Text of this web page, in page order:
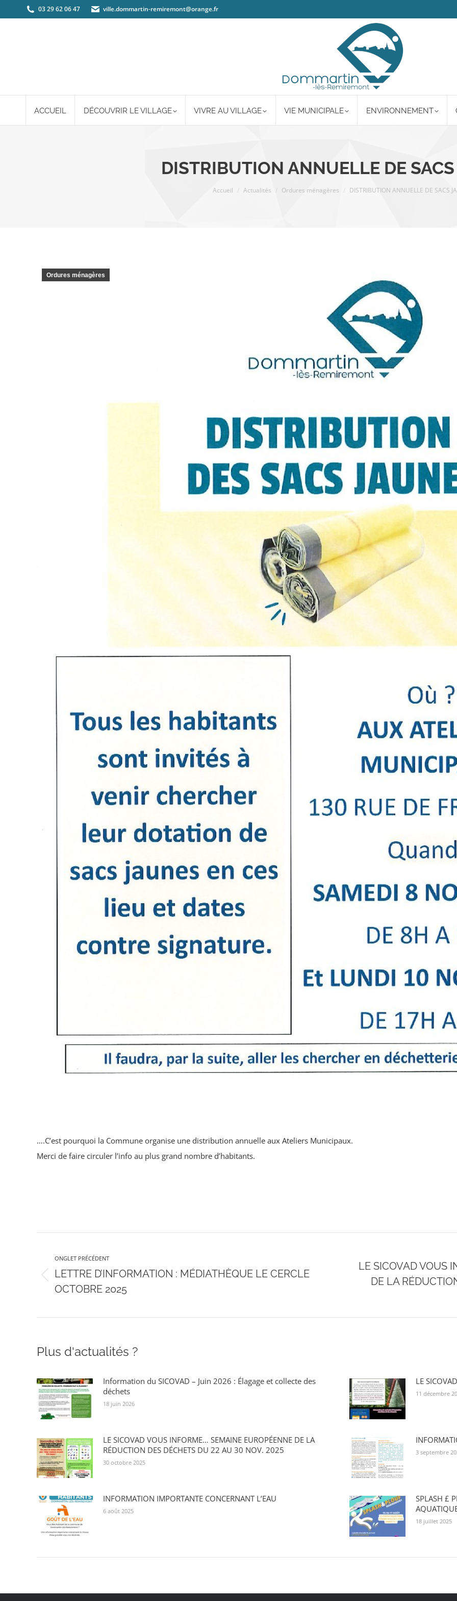
03 29 62 06 47 ville.dommartin-remiremont@orange.fr
ACCUEIL DÉCOUVRIR LE VILLAGE VIVRE AU VILLAGE VIE MUNICIPALE ENVIRONNEMENT
DISTRIBUTION ANNUELLE DE
Accueil Actualités Ordures ménagères DISTRIBUTION ANNUELLE DE SACS
Ordures ménagères
….C’est pourquoi la Commune organise une distribution annuelle aux Ateliers Municipaux.
Merci de faire circuler l’info au plus grand nombre d’habitants.
de
commentaire
ONGLET PRÉCÉDENT
Onglet
précédent
LETTRE D’INFORMATION : MÉDIATHÈQUE LE CERCLE
OCTOBRE 2025
Onglet
LE SICOVAD VOUS
DE LA
Plus d'actualités ?
Information du SICOVAD – Juin 2026 : Élagage et collecte des
déchets
18 juin 2026
LE
11 décembre
LE SICOVAD VOUS INFORME… SEMAINE EUROPÉENNE DE LA
RÉDUCTION DES DÉCHETS DU 22 AU 30 NOV. 2025
30 octobre 2025
3 septembre
INFORMATION IMPORTANTE CONCERNANT L’EAU
6 août 2025
SPLASH £
18 juillet 2025